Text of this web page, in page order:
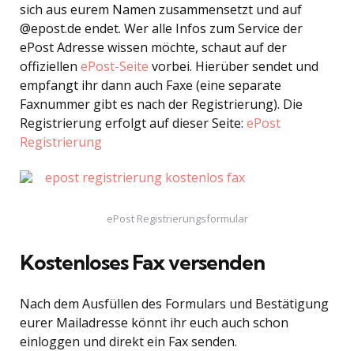
sich aus eurem Namen zusammensetzt und auf
@epost.de endet. Wer alle Infos zum Service der
ePost Adresse wissen möchte, schaut auf der
offiziellen ePost-Seite vorbei. Hierüber sendet und
empfangt ihr dann auch Faxe (eine separate
Faxnummer gibt es nach der Registrierung). Die
Registrierung erfolgt auf dieser Seite: ePost
Registrierung
ePost Registrierungsformular
Kostenloses Fax versenden
Nach dem Ausfüllen des Formulars und Bestätigung
eurer Mailadresse könnt ihr euch auch schon
einloggen und direkt ein Fax senden.